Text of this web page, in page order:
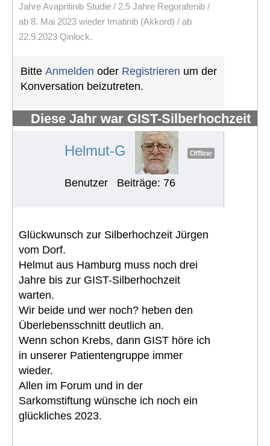
Jahre Avapritinib Studie / 2.5 Jahre Regorafenib /
ab 8. Mai 2023 wieder Imatinib (Akkord) / ab
22.9.2023 Qinlock.
Bitte Anmelden oder Registrieren um der
Konversation beizutreten.
Diese Jahr war GIST-Silberhochzeit
Helmut-G Offline
Benutzer Beiträge: 76
Glückwunsch zur Silberhochzeit Jürgen
vom Dorf.
Helmut aus Hamburg muss noch drei
Jahre bis zur GIST-Silberhochzeit
warten.
Wir beide und wer noch? heben den
Überlebensschnitt deutlich an.
Wenn schon Krebs, dann GIST höre ich
in unserer Patientengruppe immer
wieder.
Allen im Forum und in der
Sarkomstiftung wünsche ich noch ein
glückliches 2023.